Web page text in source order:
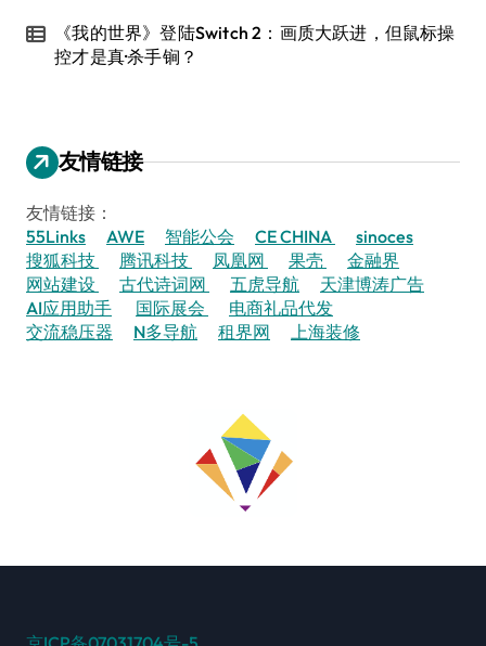
《我的世界》登陆Switch 2：画质大跃进，但鼠标操
控才是真·杀手锏？
友情链接
友情链接：
55Links
AWE 智能公会 CE CHINA
sinoces
搜狐科技
腾讯科技 凤凰网 果壳
金融界
网站建设
古代诗词网 五虎导航
天津博涛广告
AI应用助手
国际展会
电商礼品代发
交流稳压器
N多导航 租界网 上海装修